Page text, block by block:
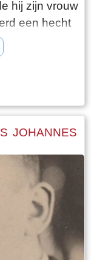
hij zijn vrouw
een hecht
met hun
werd
JOHANNES